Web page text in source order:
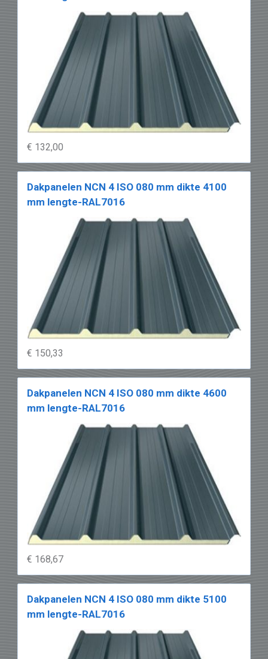
€ 132,00
Dakpanelen NCN 4 ISO 080 mm dikte 4100
mm lengte-RAL7016
€ 150,33
Dakpanelen NCN 4 ISO 080 mm dikte 4600
mm lengte-RAL7016
€ 168,67
Dakpanelen NCN 4 ISO 080 mm dikte 5100
mm lengte-RAL7016